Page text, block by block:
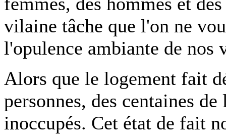
vilaine tâche que l'on ne
l'opulence ambiante de nos
Alors que le logement fait
personnes, des centaines
inoccupés. Cet état de fait